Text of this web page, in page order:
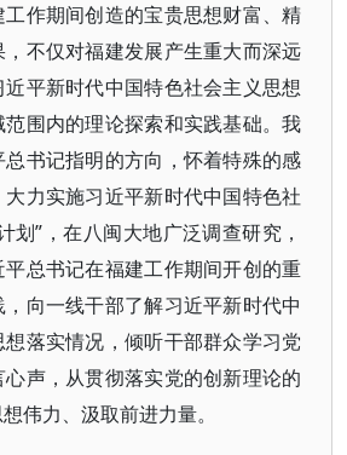
作期间创造的宝贵思想财富、精
不仅对福建发展产生重大而深远
平新时代中国特色社会主义思想
围内的理论探索和实践基础。我
书记指明的方向，怀着特殊的感
力实施习近平新时代中国特色社
划”，在八闽大地广泛调查研究，
总书记在福建工作期间开创的重
向一线干部了解习近平新时代中
落实情况，倾听干部群众学习党
声，从贯彻落实党的创新理论的
伟力、汲取前进力量。